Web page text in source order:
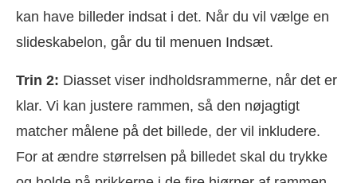
kan have billeder indsat i det. Når du vil vælge en
slideskabelon, går du til menuen Indsæt.
Trin 2: Diasset viser indholdsrammerne, når det er
klar. Vi kan justere rammen, så den nøjagtigt
matcher målene på det billede, der vil inkludere.
For at ændre størrelsen på billedet skal du trykke